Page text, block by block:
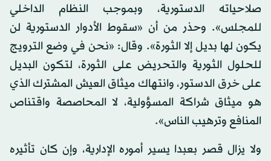
صلاحياته الدستورية، وبموجب النظام الداخلي
للمجلس». وحذر من أن «سقوط الأدوار الدستورية لن
يكون لها بديل إلا الثورة». وقال: «نحن في وضع الترويج
للحلول الثورية والتحريض على الثورة، لتكون البديل
على خرق الدستور، وانتهاك ميثاق العيش المشترك الذي
هو ميثاق شراكة المسؤولية، لا المحاصصة واقتناص
المنافع وترهيب الناس».
ولا يزال قصر بعبدا يسير أموره الإدارية، وإن كان تأثيره